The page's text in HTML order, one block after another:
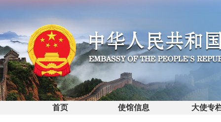
首页 使馆信息 大使专